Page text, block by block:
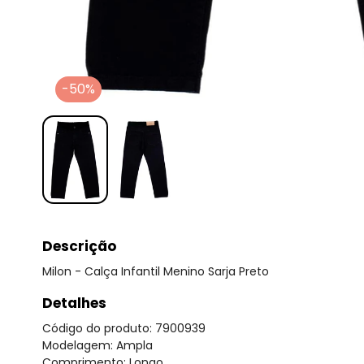
-50%
Descrição
Milon - Calça Infantil Menino Sarja Preto
Detalhes
Código do produto: 7900939
Modelagem: Ampla